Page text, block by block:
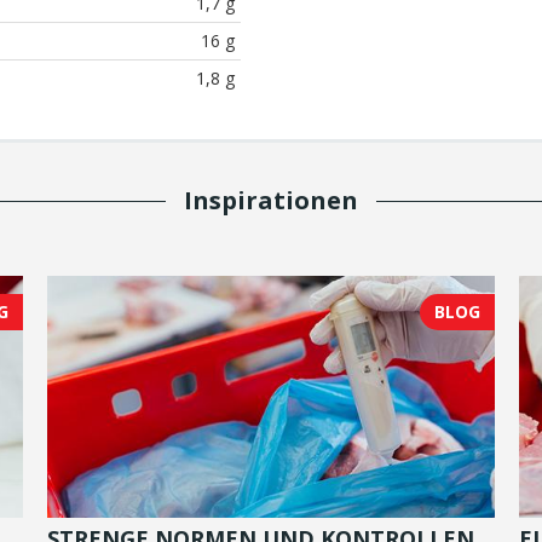
16 g
1,8 g
Inspirationen
BLOG